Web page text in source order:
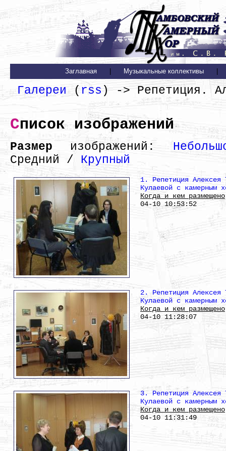
Заглавная Музыкальные коллективы
Галереи ( rss ) -> Репетиция.
Список изображений
Размер изображений:
Средний / Крупный
1. Репетиция Алексея
Кулаевой с камерным
Когда и кем размещено
04-10 10:53:52
2. Репетиция Алексея
Кулаевой с камерным
Когда и кем размещено
04-10 11:28:07
3. Репетиция Алексея
Кулаевой с камерным
Когда и кем размещено
04-10 11:31:49